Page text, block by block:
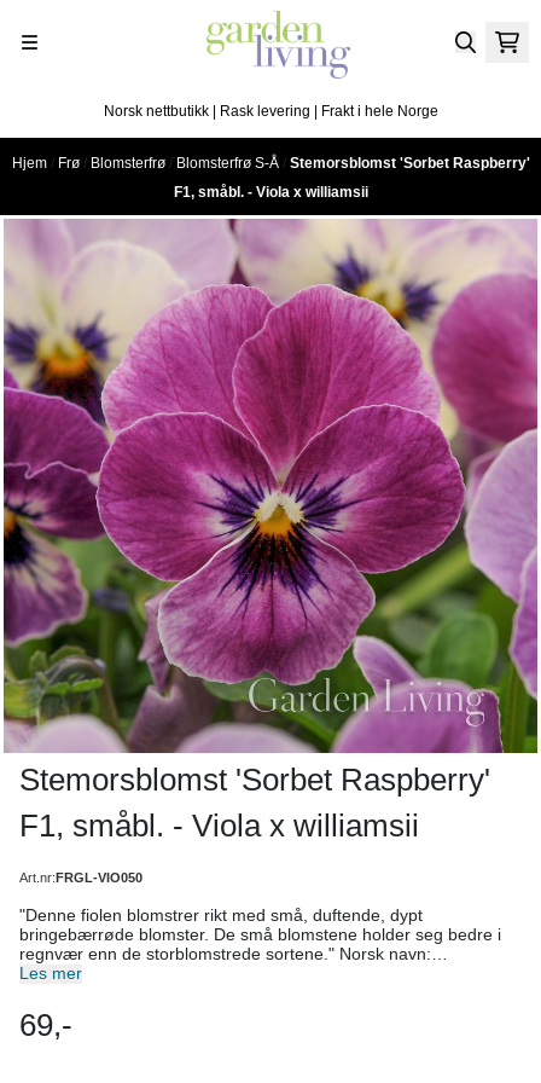
Norsk nettbutikk | Rask levering | Frakt i hele Norge
Hjem / Frø / Blomsterfrø / Blomsterfrø S-Å / Stemorsblomst 'Sorbet Raspberry'
F1, småbl. - Viola x williamsii
Stemorsblomst 'Sorbet Raspberry'
F1, småbl. - Viola x williamsii
Art.nr:FRGL-VIO050
"Denne fiolen blomstrer rikt med små, duftende, dypt
bringebærrøde blomster. De små blomstene holder seg bedre i
regnvær enn de storblomstrede sortene." Norsk navn:
Småblomstret stemorsblomst 'Sorbet Raspberry' F1, også kalt
Høyde: 10–15 cm Blomsterfarge: Dyp bringebærrød.
Blomstringstid: April­–juli, avhengig av såtidspunkt Lysforhold: Sol–
Les mer
69,-